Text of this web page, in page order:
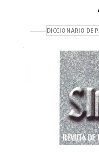
DICCIONARIO DE